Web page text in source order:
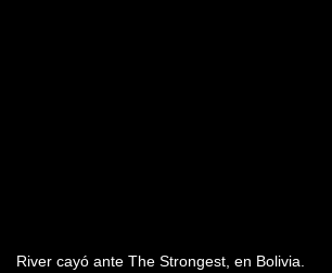
River cayó ante The Strongest, en Bolivia.